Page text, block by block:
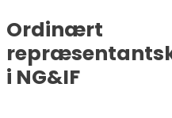
Ordinært
i NG&IF